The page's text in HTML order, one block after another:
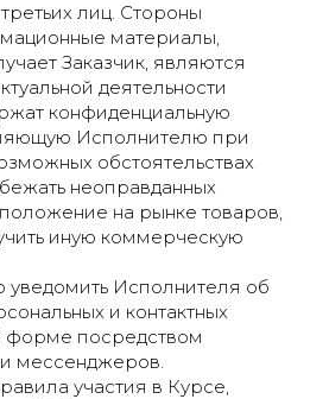
лиц. Стороны
материалы,
Заказчик, являются
деятельности
конфиденциальную
Исполнителю при
обстоятельствах
неоправданных
на рынке товаров,
иную коммерческую
уведомить Исполнителя об
и контактных
форме посредством
мессенджеров.
участия в Курсе,